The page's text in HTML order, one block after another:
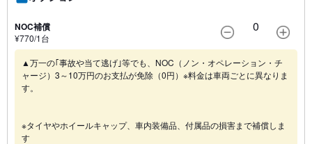
NOC補償
¥770/1台
0
▲万一の｢事故や当て逃げ｣等でも、NOC（ノン・オペレーション・チ
ャージ）3～10万円のお支払が免除（0円）※料金は車両ごとに異なりま
す。
※タイヤやホイールキャップ、車内装備品、付属品の損害まで補償しま
す